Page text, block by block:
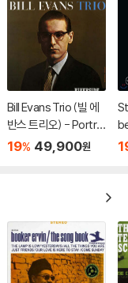
Bill Evans Trio (빌 에
반스 트리오) - Portrai
t In Jazz [LP]
19% 49,900원